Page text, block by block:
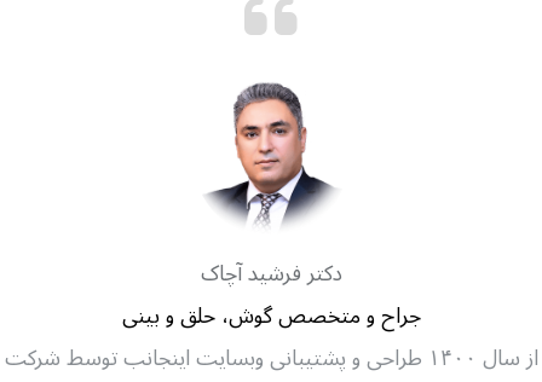
دکتر فرشید آچاک
جراح و متخصص گوش، حلق و بینی
از سال ۱۴۰۰ طراحی و پشتیبانی وبسایت اینجانب توسط شرکت